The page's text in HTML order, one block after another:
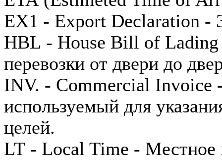
EX1 - Export Declaration -
HBL - House Bill of Lading
перевозки от двери до
INV. - Commercial Invoice
используемый для
целей.
LT - Local Time -